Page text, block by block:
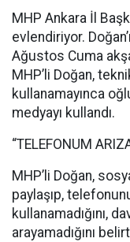
MHP Ankara İl
evlendiriyor.
Ağustos Cuma
MHP’li Doğan,
kullanamayınca
medyayı kullandı.
“TELEFONUM
MHP’li Doğan,
paylaşıp,
kullanamadığını,
arayamadığını